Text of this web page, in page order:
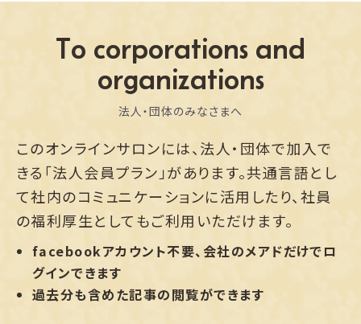
To corporations and
organizations
法人・団体のみなさまへ
このオンラインサロンには、法人・団体で加入で
きる「法人会員プラン」があります。共通言語とし
て社内のコミュニケーションに活用したり、社員
の福利厚生としてもご利用いただけます。
facebookアカウント不要、会社のメアドだけでロ
グインできます
過去分も含めた記事の閲覧ができます